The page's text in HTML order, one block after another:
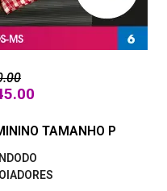
TAMANHO P